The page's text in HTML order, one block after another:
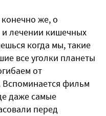
же, о
и лечении кишечных
когда мы, такие
все уголки планеты
от
Вспоминается фильм
даже самые
перед